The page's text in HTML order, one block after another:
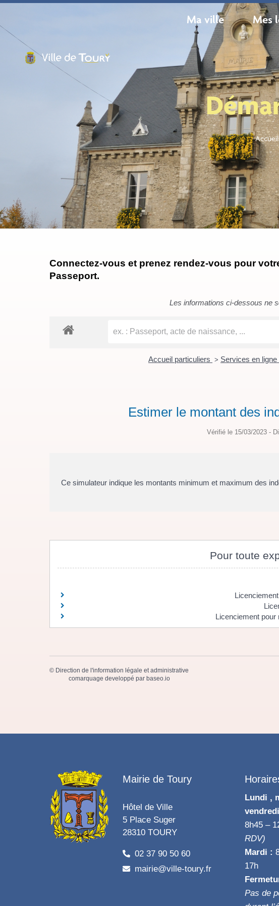
Ma ville Mes
Accueil
Connectez-vous et prenez rendez-vous pour
Passeport.
Les informations ci-dessous ne
Accueil particuliers > Services en
Estimer le montant des
Vérifié le 15/03/2023 -
Ce simulateur indique les montants minimum et maximum des
Pour toute
Licenciement pour
© Direction de l'information légale et administrative
comarquage developpé par baseo.io
Mairie de Toury
Hôtel de Ville
5 Place Suger
28310 TOURY
02 37 90 50 60
mairie@ville-toury.fr
Lundi ,
8h45 –
RDV)
Mardi :
17h
Pas de